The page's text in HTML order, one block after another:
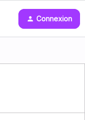
Connexion